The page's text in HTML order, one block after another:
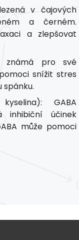
v čajových
a černém.
a zlepšovat
pro své
snížit stres
spánku.
GABA
inhibiční účinek
může pomoci